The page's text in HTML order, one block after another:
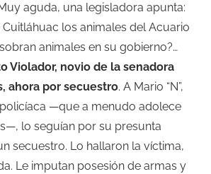
aguda, una legisladora apunta:
los animales del Acuario
animales en su gobierno?…
Violador, novio de la senadora
ahora por secuestro. A Mario “N”,
—que a menudo adolece
lo seguían por su presunta
secuestro. Lo hallaron la víctima,
Le imputan posesión de armas y